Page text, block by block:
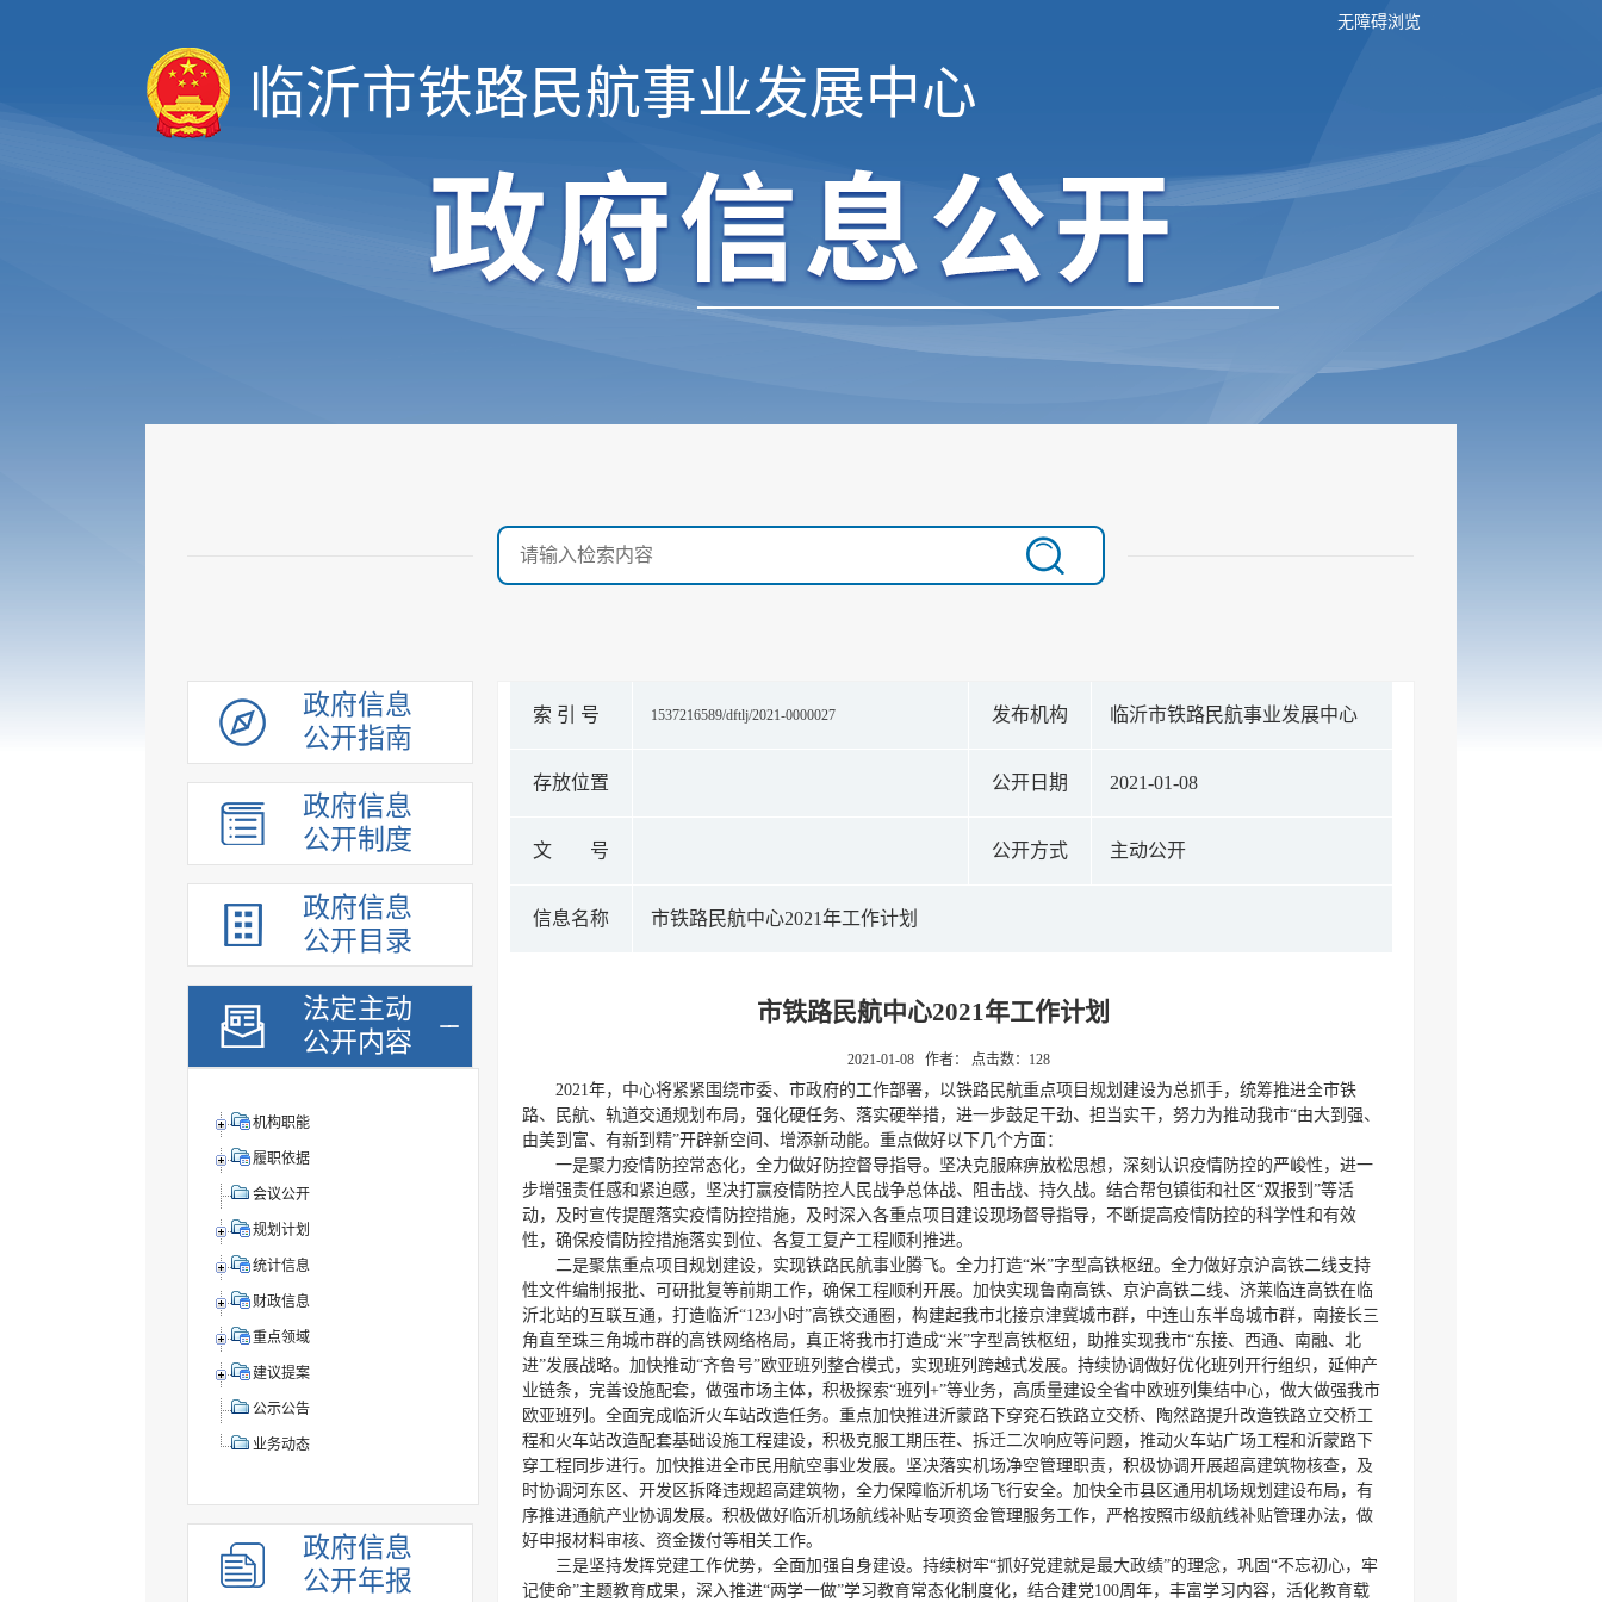
无障碍浏览
临沂市铁路民航事业发展中心
政府信息
公开指南
政府信息
公开制度
政府信息
公开目录
法定主动
公开内容
机构职能
履职依据
会议公开
规划计划
统计信息
财政信息
重点领域
建议提案
公示公告
业务动态
政府信息
公开年报
索 引 号 1537216589/dftlj/2021-0000027 发布机构 临沂市铁路民航事业发展中心
存放位置 公开日期 2021-01-08
文 号 公开方式 主动公开
信息名称 市铁路民航中心2021年工作计划
市铁路民航中心2021年工作计划
2021-01-08 作者： 点击数： 128
2021年，中心将紧紧围绕市委、市政府的工作部署，以铁路民航重点项目规划建设为总抓手，统筹推进全市铁
路、民航、轨道交通规划布局，强化硬任务、落实硬举措，进一步鼓足干劲、担当实干，努力为推动我市“由大到强、
由美到富、有新到精”开辟新空间、增添新动能。重点做好以下几个方面：
一是聚力疫情防控常态化，全力做好防控督导指导。坚决克服麻痹放松思想，深刻认识疫情防控的严峻性，进一
步增强责任感和紧迫感，坚决打赢疫情防控人民战争总体战、阻击战、持久战。结合帮包镇街和社区“双报到”等活
动，及时宣传提醒落实疫情防控措施，及时深入各重点项目建设现场督导指导，不断提高疫情防控的科学性和有效
性，确保疫情防控措施落实到位、各复工复产工程顺利推进。
二是聚焦重点项目规划建设，实现铁路民航事业腾飞。全力打造“米”字型高铁枢纽。全力做好京沪高铁二线支持
性文件编制报批、可研批复等前期工作，确保工程顺利开展。加快实现鲁南高铁、京沪高铁二线、济莱临连高铁在临
沂北站的互联互通，打造临沂“123小时”高铁交通圈，构建起我市北接京津冀城市群，中连山东半岛城市群，南接长三
角直至珠三角城市群的高铁网络格局，真正将我市打造成“米”字型高铁枢纽，助推实现我市“东接、西通、南融、北
进”发展战略。加快推动“齐鲁号”欧亚班列整合模式，实现班列跨越式发展。持续协调做好优化班列开行组织，延伸产
业链条，完善设施配套，做强市场主体，积极探索“班列+”等业务，高质量建设全省中欧班列集结中心，做大做强我市
欧亚班列。全面完成临沂火车站改造任务。重点加快推进沂蒙路下穿兖石铁路立交桥、陶然路提升改造铁路立交桥工
程和火车站改造配套基础设施工程建设，积极克服工期压茬、拆迁二次响应等问题，推动火车站广场工程和沂蒙路下
穿工程同步进行。加快推进全市民用航空事业发展。坚决落实机场净空管理职责，积极协调开展超高建筑物核查，及
时协调河东区、开发区拆降违规超高建筑物，全力保障临沂机场飞行安全。加快全市县区通用机场规划建设布局，有
序推进通航产业协调发展。积极做好临沂机场航线补贴专项资金管理服务工作，严格按照市级航线补贴管理办法，做
好申报材料审核、资金拨付等相关工作。
三是坚持发挥党建工作优势，全面加强自身建设。持续树牢“抓好党建就是最大政绩”的理念，巩固“不忘初心，牢
记使命”主题教育成果，深入推进“两学一做”学习教育常态化制度化，结合建党100周年，丰富学习内容，活化教育载